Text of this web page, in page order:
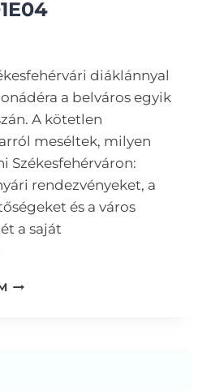
diáklánnyal
a belváros egyik
A kötetlen
meséltek, milyen
Székesfehérváron:
rendezvényeket, a
és a város
a saját
PODCAST